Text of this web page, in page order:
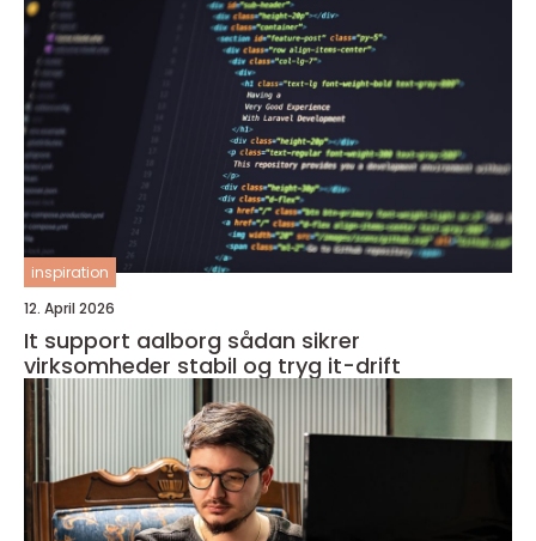
inspiration
12. April 2026
It support aalborg sådan sikrer
virksomheder stabil og tryg it-drift